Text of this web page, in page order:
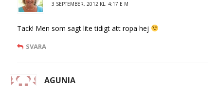
3 SEPTEMBER, 2012 KL. 4:17 E M
Tack! Men som sagt lite tidigt att ropa hej
SVARA
AGUNIA